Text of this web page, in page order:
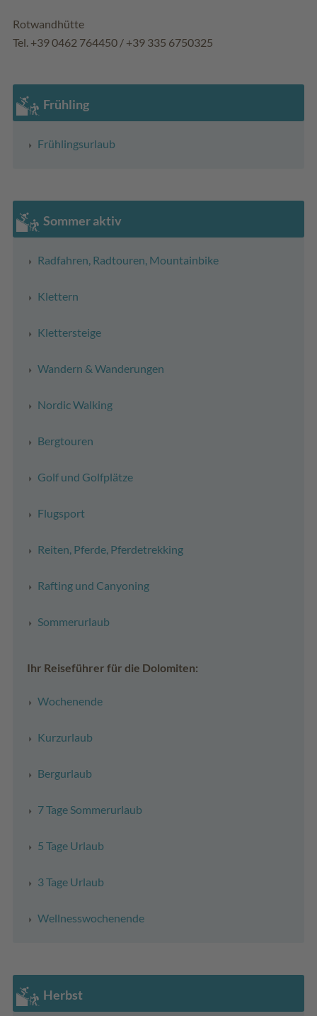
Rotwandhütte
Tel. +39 0462 764450 / +39 335 6750325
Frühling
Frühlingsurlaub
Sommer aktiv
Radfahren, Radtouren, Mountainbike
Klettern
Klettersteige
Wandern & Wanderungen
Nordic Walking
Bergtouren
Golf und Golfplätze
Flugsport
Reiten, Pferde, Pferdetrekking
Rafting und Canyoning
Sommerurlaub
Ihr Reiseführer für die Dolomiten:
Wochenende
Kurzurlaub
Bergurlaub
7 Tage Sommerurlaub
5 Tage Urlaub
3 Tage Urlaub
Wellnesswochenende
Herbst